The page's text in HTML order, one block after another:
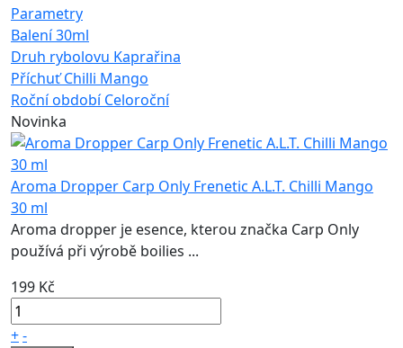
Parametry
Balení30ml
Druh rybolovu Kaprařina
Příchuť Chilli Mango
Roční období Celoroční
Novinka
Aroma Dropper Carp Only Frenetic A.L.T. Chilli Mango
30 ml
Aroma dropper je esence, kterou značka Carp Only
používá při výrobě boilies ...
199 Kč
+-